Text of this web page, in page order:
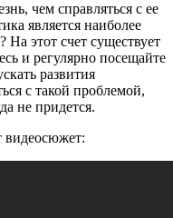
чем справляться с ее
является наиболее
этот счет существует
и регулярно посещайте
развития
с такой проблемой,
не придется.
видеосюжет: